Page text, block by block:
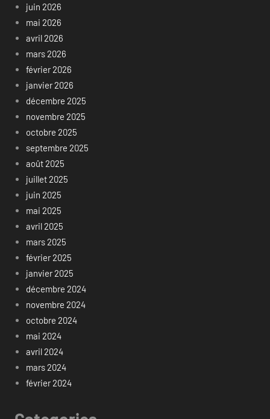
juin 2026
mai 2026
avril 2026
mars 2026
février 2026
janvier 2026
décembre 2025
novembre 2025
octobre 2025
septembre 2025
août 2025
juillet 2025
juin 2025
mai 2025
avril 2025
mars 2025
février 2025
janvier 2025
décembre 2024
novembre 2024
octobre 2024
mai 2024
avril 2024
mars 2024
février 2024